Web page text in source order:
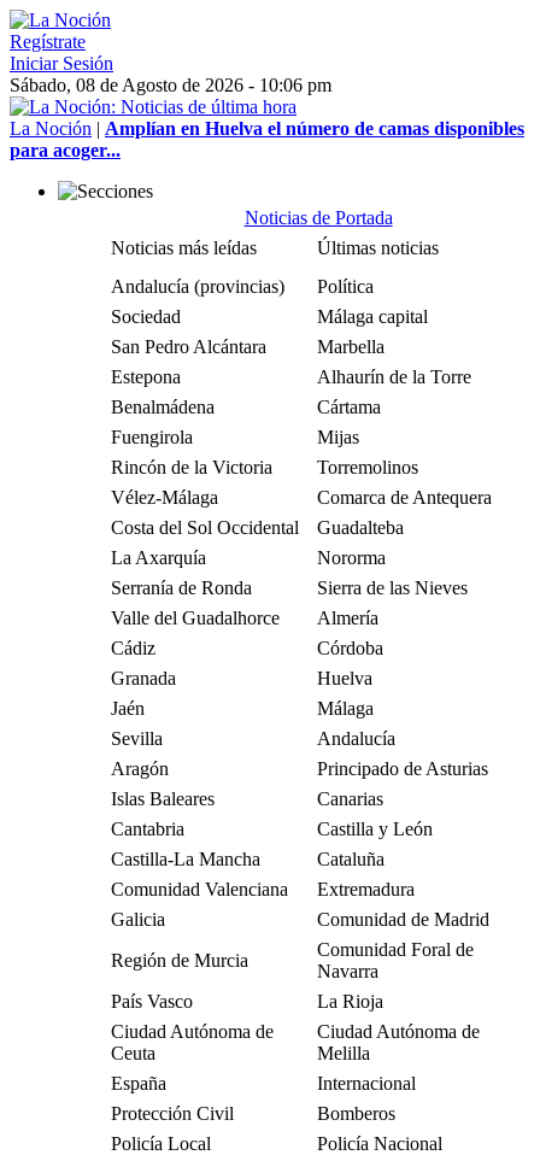
Regístrate
Iniciar Sesión
Sábado, 08 de Agosto de 2026 - 10:06 pm
La Noción | Amplían en Huelva el número de camas disponibles
para acoger...
Noticias de Portada
Noticias más leídas
Últimas noticias
Andalucía (provincias)
Política
Sociedad
Málaga capital
San Pedro Alcántara
Marbella
Estepona
Alhaurín de la Torre
Benalmádena
Cártama
Fuengirola
Mijas
Rincón de la Victoria
Torremolinos
Vélez-Málaga
Comarca de Antequera
Costa del Sol Occidental
Guadalteba
La Axarquía
Nororma
Serranía de Ronda
Sierra de las Nieves
Valle del Guadalhorce
Almería
Cádiz
Córdoba
Granada
Huelva
Jaén
Málaga
Sevilla
Andalucía
Aragón
Principado de Asturias
Islas Baleares
Canarias
Cantabria
Castilla y León
Castilla-La Mancha
Cataluña
Comunidad Valenciana
Extremadura
Galicia
Comunidad de Madrid
Región de Murcia
Comunidad Foral de
Navarra
País Vasco
La Rioja
Ciudad Autónoma de
Ceuta
Ciudad Autónoma de
Melilla
España
Internacional
Protección Civil
Bomberos
Policía Local
Policía Nacional